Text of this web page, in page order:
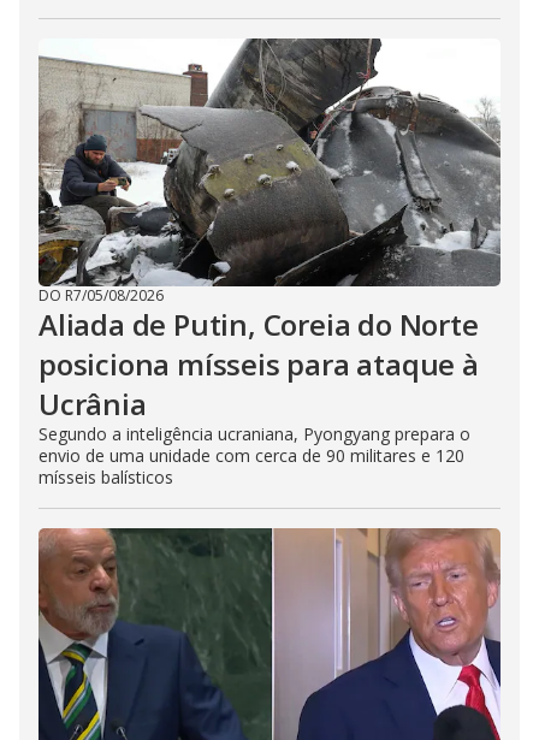
DO R7/05/08/2026
Aliada de Putin, Coreia do Norte
posiciona mísseis para ataque à
Ucrânia
Segundo a inteligência ucraniana, Pyongyang prepara o
envio de uma unidade com cerca de 90 militares e 120
mísseis balísticos